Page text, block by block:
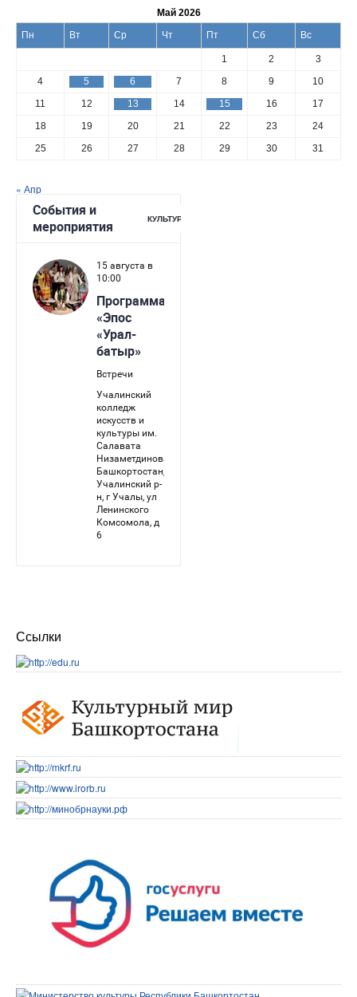
Май 2026
Пн
Вт Ср Чт Пт Сб Вс
1 2
3
4
5 6 7 8 9
10
11
12 13 14 15 16
17
18
19 20 21 22 23
24
25
26 27 28 29 30 31
« Апр
Ссылки